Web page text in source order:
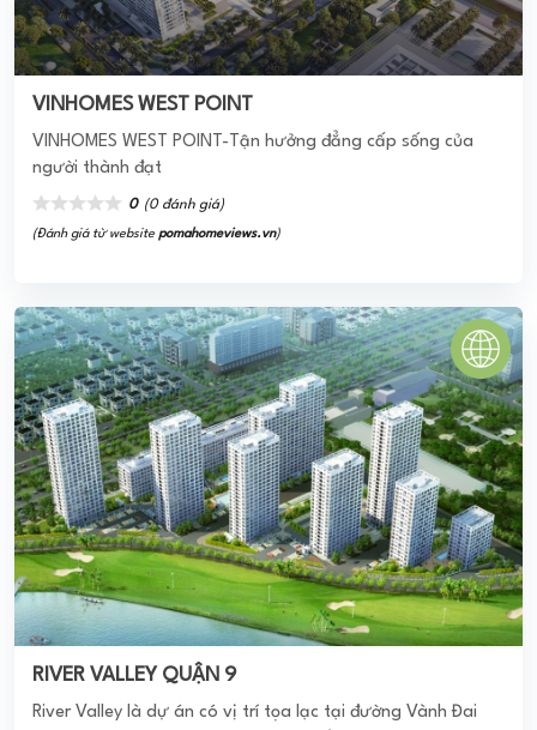
được triển khai xây dựng tại khu vực phía Tây Hà Nội. Sự
xuất hiện của dự án ...
3.0 (1 đánh giá)
(Đánh giá từ website pomahomeviews.vn)
CÁT TƯỜNG PHÚ HƯNG
Khu đô thị Cát Tường Phú Hưng được CĐT là Cát Tường